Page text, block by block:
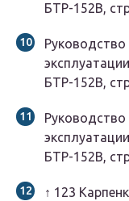
БТР-152В,
БТР-152В,
БТР-152В,
↑ 1 23